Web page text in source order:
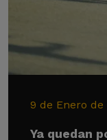
9 de Enero de
Ya quedan